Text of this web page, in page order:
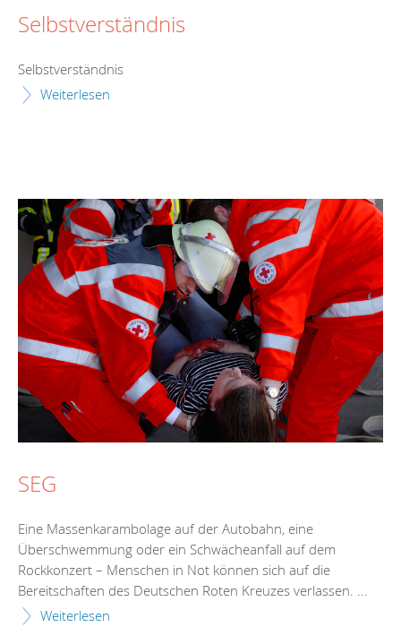
Selbstverständnis
Selbstverständnis
Weiterlesen
SEG
Eine Massenkarambolage auf der Autobahn, eine
Überschwemmung oder ein Schwächeanfall auf dem
Rockkonzert – Menschen in Not können sich auf die
Bereitschaften des Deutschen Roten Kreuzes verlassen. ...
Weiterlesen